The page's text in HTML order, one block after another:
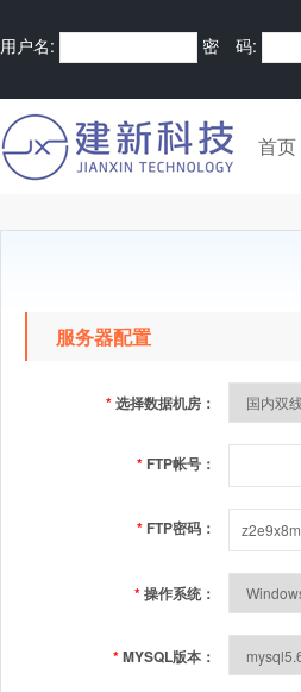
用户名: 密 码:
首页
服务器配置
*选择数据机房：
* FTP帐号：
* FTP密码：
*操作系统：
*MYSQL版本：